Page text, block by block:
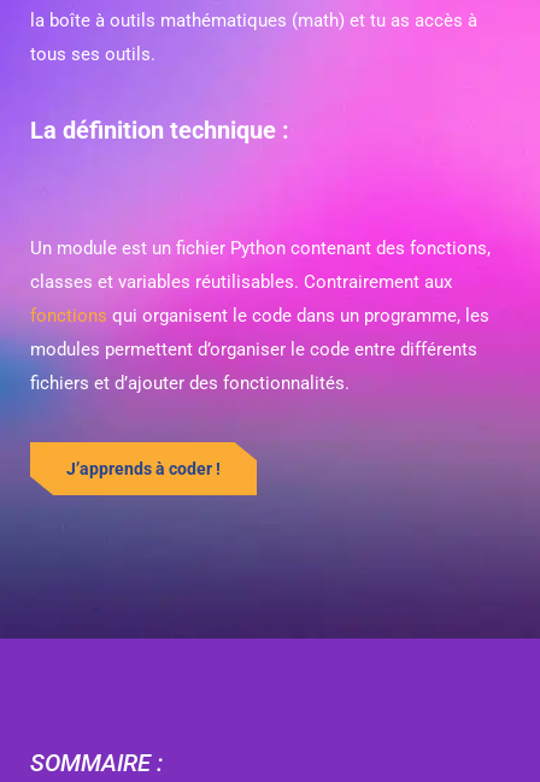
la boîte à outils mathématiques (math) et tu as accès à
tous ses outils.
La définition technique :
Un module est un fichier Python contenant des fonctions,
classes et variables réutilisables. Contrairement aux
fonctions qui organisent le code dans un programme, les
modules permettent d’organiser le code entre différents
fichiers et d’ajouter des fonctionnalités.
J’apprends à coder !
SOMMAIRE :